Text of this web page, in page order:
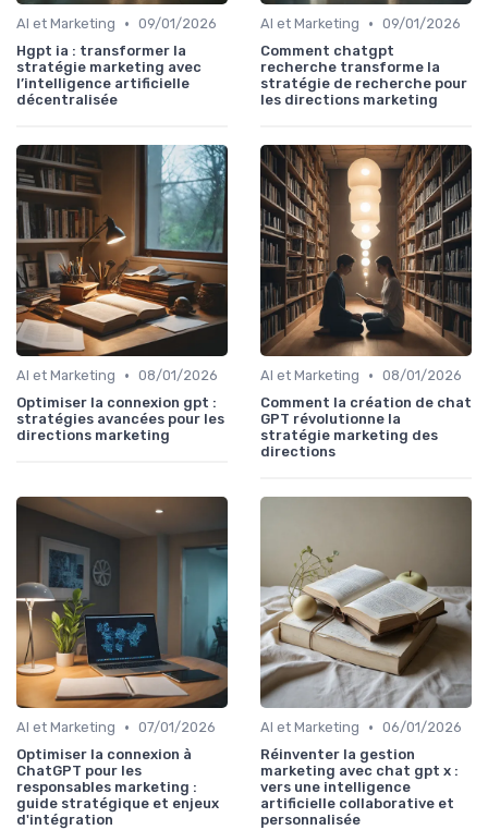
AI et Marketing • 09/01/2026
Hgpt ia : transformer la
stratégie marketing avec
l’intelligence artificielle
décentralisée
AI et Marketing • 09/01/2026
Comment chatgpt
recherche transforme la
stratégie de recherche pour
les directions marketing
AI et Marketing • 08/01/2026
Optimiser la connexion gpt :
stratégies avancées pour les
directions marketing
AI et Marketing • 08/01/2026
Comment la création de chat
GPT révolutionne la
stratégie marketing des
directions
AI et Marketing • 07/01/2026
Optimiser la connexion à
ChatGPT pour les
responsables marketing :
guide stratégique et enjeux
d'intégration
AI et Marketing • 06/01/2026
Réinventer la gestion
marketing avec chat gpt x :
vers une intelligence
artificielle collaborative et
personnalisée